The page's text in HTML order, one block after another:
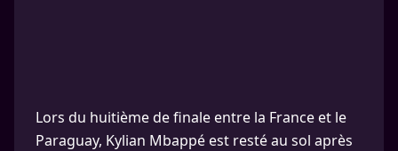
Lors du huitième de finale entre la France et le
Paraguay, Kylian Mbappé est resté au sol après